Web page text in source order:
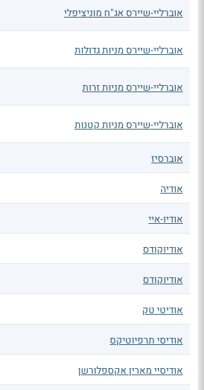
אוברליי-שיירס אג"ח מוניציפלי
אוברליי-שיירס מניות גדולות
אוברליי-שיירס מניות זרות
אוברליי-שיירס מניות קטנות
אוברסיז
אודיה
אודיו-איי
אודיוקודס
אודיוקודס
אודיטי טק
אודיסי תרפיוטיקס
אודיסיי מארין אקספלורשן